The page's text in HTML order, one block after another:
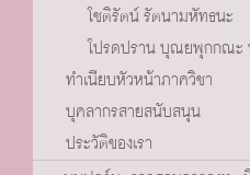
โชติรัตน์ รัตนามหัทธนะ
โปรดปราน บุณยพุกกณะ
ทำเนียบหัวหน้าภาควิชา
บุคลากรสายสนับสนุน
ประวัติของเรา